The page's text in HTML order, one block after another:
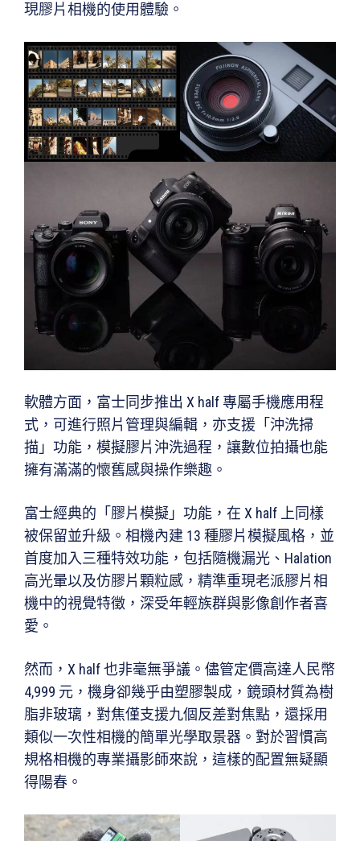
現膠片相機的使用體驗。
軟體方面，富士同步推出 X half 專屬手機應用程
式，可進行照片管理與編輯，亦支援「沖洗掃
描」功能，模擬膠片沖洗過程，讓數位拍攝也能
擁有滿滿的懷舊感與操作樂趣。
富士經典的「膠片模擬」功能，在 X half 上同樣
被保留並升級。相機內建 13 種膠片模擬風格，並
首度加入三種特效功能，包括隨機漏光、Halation
高光暈以及仿膠片顆粒感，精準重現老派膠片相
機中的視覺特徵，深受年輕族群與影像創作者喜
愛。
然而，X half 也非毫無爭議。儘管定價高達人民幣
4,999 元，機身卻幾乎由塑膠製成，鏡頭材質為樹
脂非玻璃，對焦僅支援九個反差對焦點，還採用
類似一次性相機的簡單光學取景器。對於習慣高
規格相機的專業攝影師來說，這樣的配置無疑顯
得陽春。